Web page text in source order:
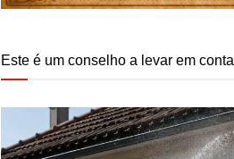
Este é um conselho a levar em conta